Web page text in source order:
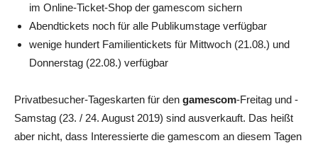
im Online-Ticket-Shop der gamescom sichern
Abendtickets noch für alle Publikumstage verfügbar
wenige hundert Familientickets für Mittwoch (21.08.) und
Donnerstag (22.08.) verfügbar
Privatbesucher-Tageskarten für den gamescom-Freitag und -
Samstag (23. / 24. August 2019) sind ausverkauft. Das heißt
aber nicht, dass Interessierte die gamescom an diesem Tagen